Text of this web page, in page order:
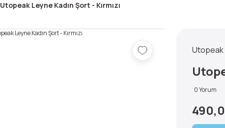
Utopeak Leyne Kadın Şort - Kırmızı
Utopeak
0 Yorum